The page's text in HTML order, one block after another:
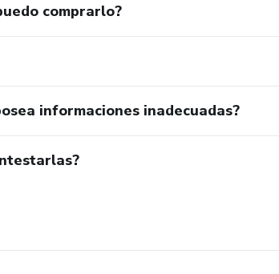
comprarlo?
informaciones inadecuadas?